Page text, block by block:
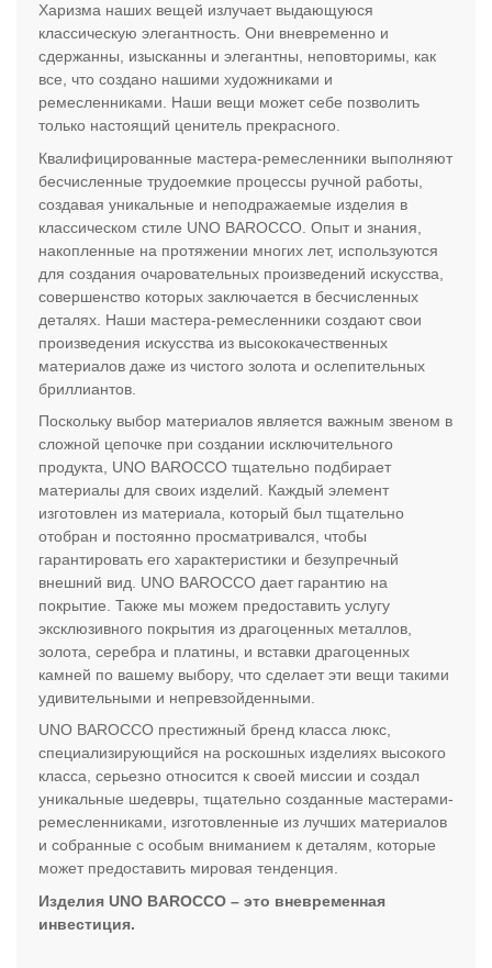
Харизма наших вещей излучает выдающуюся
классическую элегантность. Они вневременно и
сдержанны, изысканны и элегантны, неповторимы, как
все, что создано нашими художниками и
ремесленниками. Наши вещи может себе позволить
только настоящий ценитель прекрасного.
Квалифицированные мастера-ремесленники выполняют
бесчисленные трудоемкие процессы ручной работы,
создавая уникальные и неподражаемые изделия в
классическом стиле UNO BAROCCO. Опыт и знания,
накопленные на протяжении многих лет, используются
для создания очаровательных произведений искусства,
совершенство которых заключается в бесчисленных
деталях. Наши мастера-ремесленники создают свои
произведения искусства из высококачественных
материалов даже из чистого золота и ослепительных
бриллиантов.
Поскольку выбор материалов является важным звеном в
сложной цепочке при создании исключительного
продукта, UNO BAROCCO тщательно подбирает
материалы для своих изделий. Каждый элемент
изготовлен из материала, который был тщательно
отобран и постоянно просматривался, чтобы
гарантировать его характеристики и безупречный
внешний вид. UNO BAROCCO дает гарантию на
покрытие. Также мы можем предоставить услугу
эксклюзивного покрытия из драгоценных металлов,
золота, серебра и платины, и вставки драгоценных
камней по вашему выбору, что сделает эти вещи такими
удивительными и непревзойденными.
UNO BAROCCO престижный бренд класса люкс,
специализирующийся на роскошных изделиях высокого
класса, серьезно относится к своей миссии и создал
уникальные шедевры, тщательно созданные мастерами-
ремесленниками, изготовленные из лучших материалов
и собранные с особым вниманием к деталям, которые
может предоставить мировая тенденция.
Изделия UNO BAROCCO – это вневременная
инвестиция.